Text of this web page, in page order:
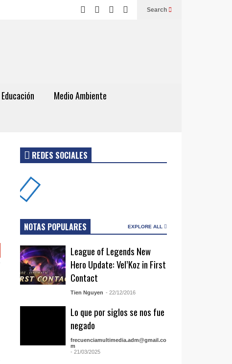
Search
Educación
Medio Ambiente
REDES SOCIALES
NOTAS POPULARES EXPLORE ALL
League of Legends New
Hero Update: Vel’Koz in First
Contact
Tien Nguyen - 22/12/2016
Lo que por siglos se nos fue
negado
frecuenciamultimedia.adm@gmail.co
m
- 21/03/2025